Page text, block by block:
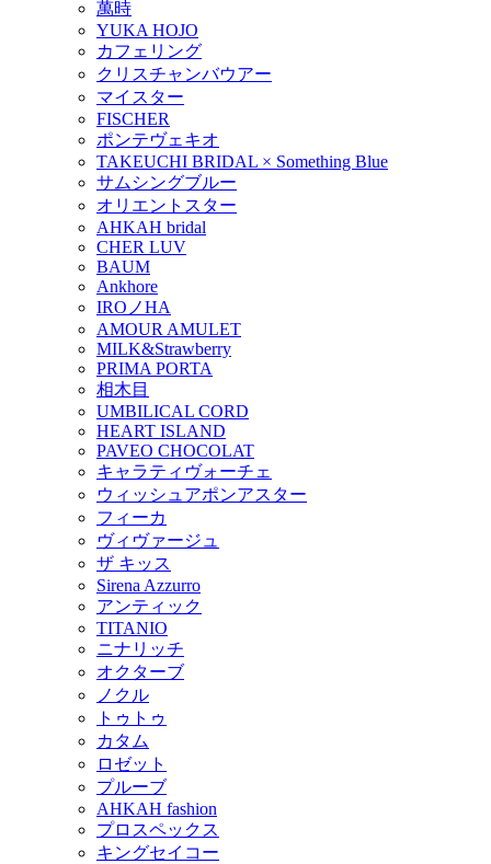
萬時
YUKA HOJO
カフェリング
クリスチャンバウアー
マイスター
FISCHER
ポンテヴェキオ
TAKEUCHI BRIDAL × Something Blue
サムシングブルー
オリエントスター
AHKAH bridal
CHER LUV
BAUM
Ankhore
IROノHA
AMOUR AMULET
MILK&Strawberry
PRIMA PORTA
相木目
UMBILICAL CORD
HEART ISLAND
PAVEO CHOCOLAT
キャラティヴォーチェ
ウィッシュアポンアスター
フィーカ
ヴィヴァージュ
ザ キッス
Sirena Azzurro
アンティック
TITANIO
ニナリッチ
オクターブ
ノクル
トゥトゥ
カタム
ロゼット
プルーブ
AHKAH fashion
プロスペックス
キングセイコー